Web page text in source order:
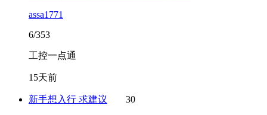
assa1771
6/353
工控一点通
15天前
新手想入行 求建议 30